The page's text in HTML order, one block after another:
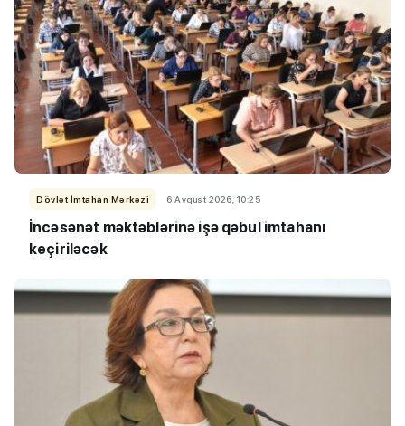
Dövlət İmtahan Mərkəzi 6 Avqust 2026, 10:25
İncəsənət məktəblərinə işə qəbul imtahanı
keçiriləcək